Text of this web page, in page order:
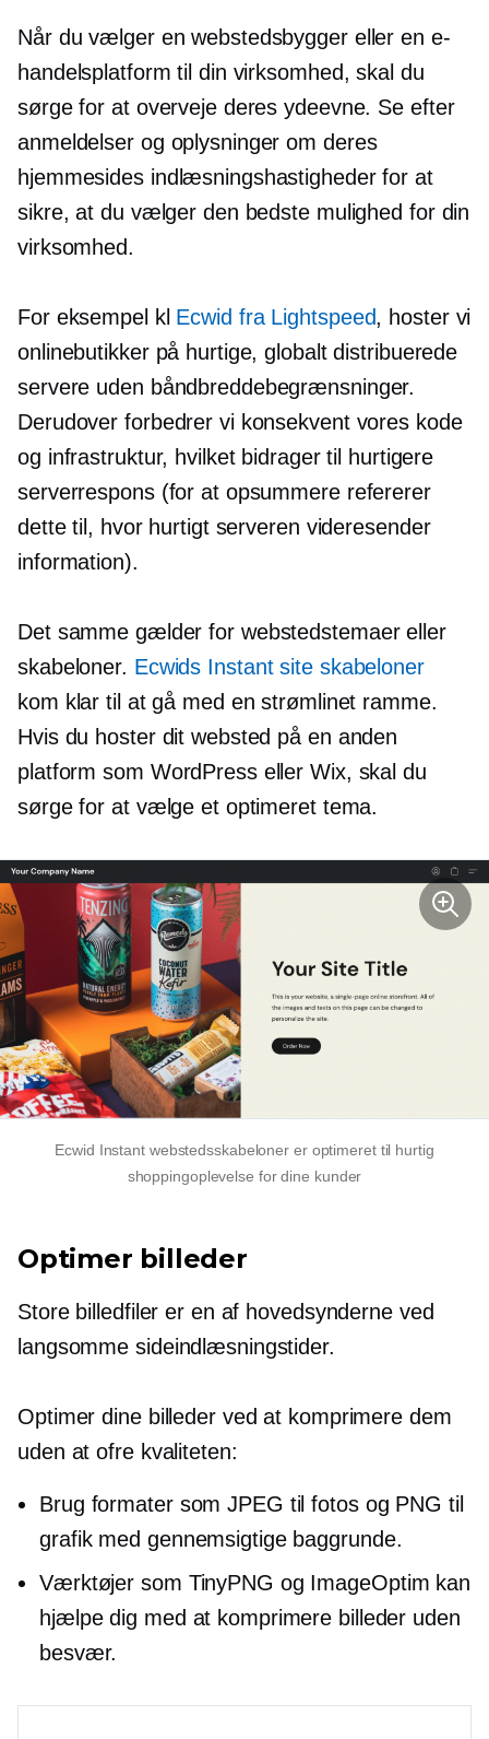
Når du vælger en webstedsbygger eller en e-
handelsplatform til din virksomhed, skal du
sørge for at overveje deres ydeevne. Se efter
anmeldelser og oplysninger om deres
hjemmesides indlæsningshastigheder for at
sikre, at du vælger den bedste mulighed for din
virksomhed.
For eksempel kl Ecwid fra Lightspeed, hoster vi
onlinebutikker på hurtige, globalt distribuerede
servere uden båndbreddebegrænsninger.
Derudover forbedrer vi konsekvent vores kode
og infrastruktur, hvilket bidrager til hurtigere
serverrespons (for at opsummere refererer
dette til, hvor hurtigt serveren videresender
information).
Det samme gælder for webstedstemaer eller
skabeloner. Ecwids Instant site skabeloner
kom klar til at gå med en strømlinet ramme.
Hvis du hoster dit websted på en anden
platform som WordPress eller Wix, skal du
sørge for at vælge et optimeret tema.
Ecwid Instant webstedsskabeloner er optimeret til hurtig
shoppingoplevelse for dine kunder
Optimer billeder
Store billedfiler er en af ​​hovedsynderne ved
langsomme sideindlæsningstider.
Optimer dine billeder ved at komprimere dem
uden at ofre kvaliteten:
Brug formater som JPEG til fotos og PNG til
grafik med gennemsigtige baggrunde.
Værktøjer som TinyPNG og ImageOptim kan
hjælpe dig med at komprimere billeder uden
besvær.